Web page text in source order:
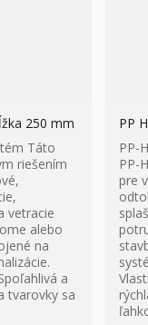
250 mm
Táto
riešením
vetracie
alebo
na
a
tvarovky sa
PP
PP-
PP-
pre